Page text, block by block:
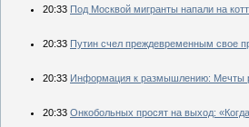
20:33 Под Москвой мигранты напали на
20:33 Путин счел преждевременным свое
20:33 Информация к размышлению: Мечты
20:33 Онкобольных просят на выход: